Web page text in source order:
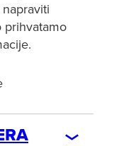
prihvatamo